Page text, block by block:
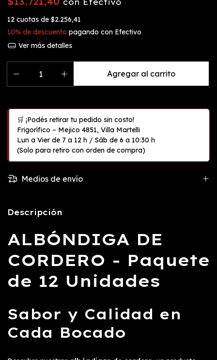
con Efectivo
12 cuotas de $2.256,41
10% de descuento pagando con Efectivo
Ver más detalles
Medios de envío
Descripción
ALBÓNDIGA DE
CORDERO - Paquete
de 12 Unidades
Sabor y Calidad en
Cada Bocado